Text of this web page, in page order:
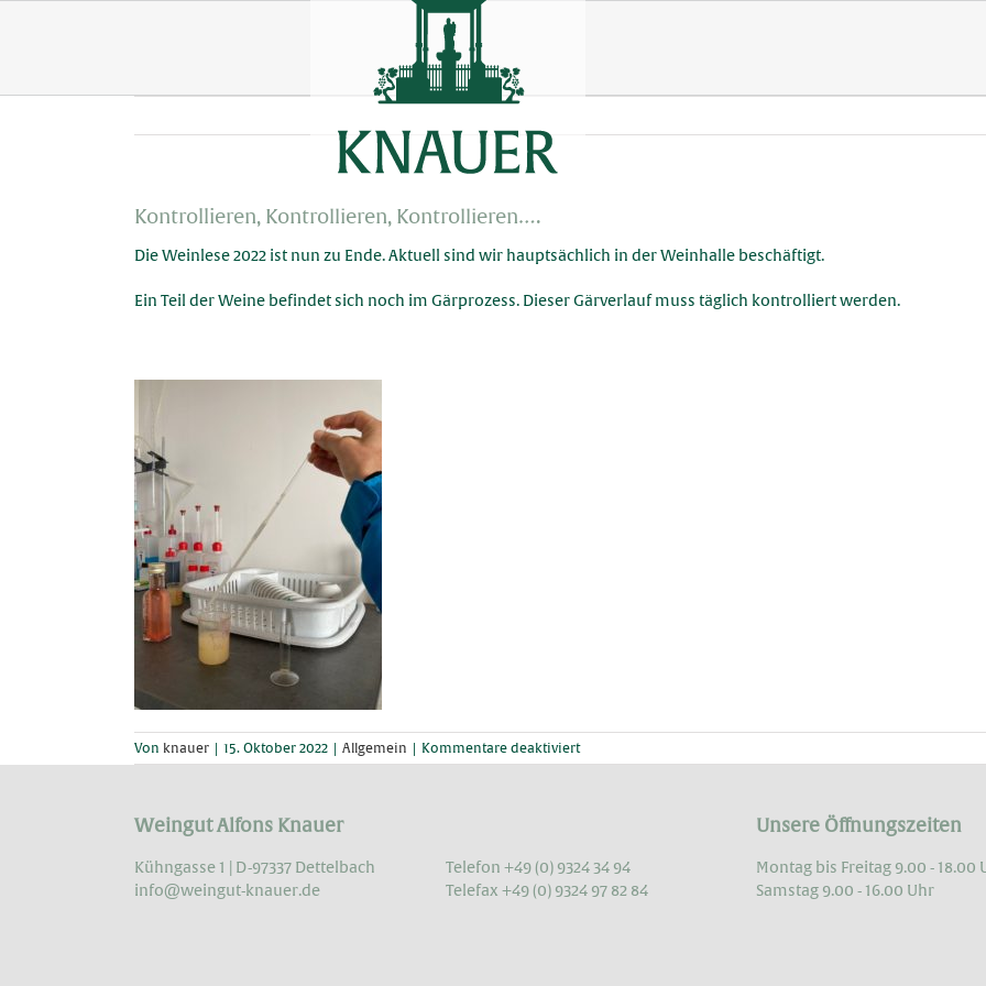
Kontrollieren, Kontrollieren, Kontrollieren….
Die Weinlese 2022 ist nun zu Ende. Aktuell sind wir hauptsächlich in der Weinhalle beschäftigt.
Ein Teil der Weine befindet sich noch im Gärprozess. Dieser Gärverlauf muss täglich kontrolliert werden.
Von knauer 15. Oktober 2022 Allgemein Kommentare deaktiviertfür
Kontrollieren,
Weingut Alfons Knauer
Kühngasse 1 | D-97337 Dettelbach
info@weingut-knauer.de
Telefon +49 (0) 9324 34 94
Telefax +49 (0) 9324 97 82 84
Unsere Öffnungszeiten
Montag bis Freitag 9.00 - 18.00
Samstag 9.00 - 16.00 Uhr